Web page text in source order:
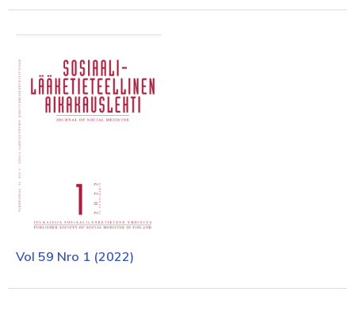
Vol 59 Nro 1 (2022)